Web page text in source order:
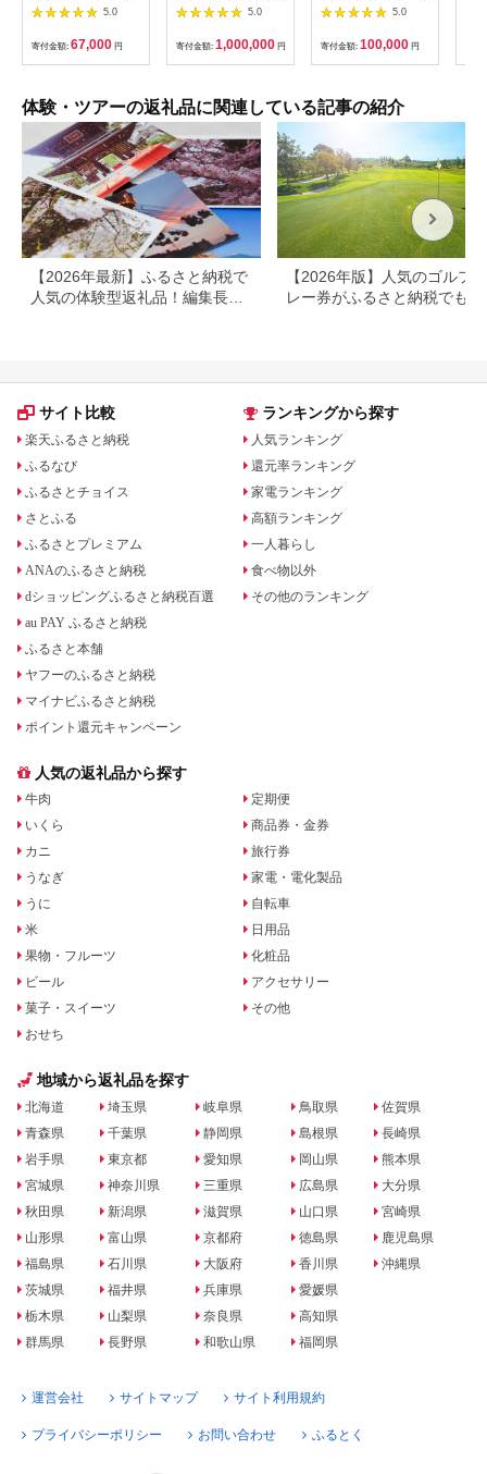
子様】
5.0
寄付金額: 67,000 円
別府市内の旅館やホテ
ルで使用できる宿泊補
助券 楽しい旅の思い
出を！ 宿泊券 大分県
別府市 3000円 15000
円 30万円 ホテル 旅
館 温泉 旅行 観光 ト
ラベル 宿泊補助券 チ
ケット クーポン 宿泊
お泊り 別府温泉 別府
観光 地獄めぐり 旅 お
すすめ 人気 体験型 節
約_B030-007
5.0
寄付金額: 1,000,000 円
ン先行予約権（２名様
分の乗船予約の権利）
5.0
寄付金額: 100,000 円
体験・ツアーの返礼品に関連している記事の紹介
【2026年最新】ふるさと納税で
人気の体験型返礼品！編集長お
【2026年版】人気のゴルフ
レー券がふるさと納税でもら
サイト比較
楽天ふるさと納税
ふるなび
ふるさとチョイス
さとふる
ふるさとプレミアム
ANAのふるさと納税
dショッピングふるさと納税百選
au PAY ふるさと納税
ふるさと本舗
ヤフーのふるさと納税
マイナビふるさと納税
ポイント還元キャンペーン
ランキングから探す
人気ランキング
還元率ランキング
家電ランキング
高額ランキング
一人暮らし
食べ物以外
その他のランキング
人気の返礼品から探す
牛肉
いくら
カニ
うなぎ
うに
米
果物・フルーツ
ビール
菓子・スイーツ
おせち
定期便
商品券・金券
旅行券
家電・電化製品
自転車
日用品
化粧品
アクセサリー
その他
地域から返礼品を探す
北海道
青森県
岩手県
宮城県
秋田県
山形県
福島県
茨城県
栃木県
群馬県
埼玉県
千葉県
東京都
神奈川県
新潟県
富山県
石川県
福井県
山梨県
長野県
岐阜県
静岡県
愛知県
三重県
滋賀県
京都府
大阪府
兵庫県
奈良県
和歌山県
鳥取県
島根県
岡山県
広島県
山口県
徳島県
香川県
愛媛県
高知県
福岡県
佐賀県
長崎県
熊本県
大分県
宮崎県
鹿児島県
沖縄県
運営会社 サイトマップ サイト利用規約
プライバシーポリシー お問い合わせ ふるとく